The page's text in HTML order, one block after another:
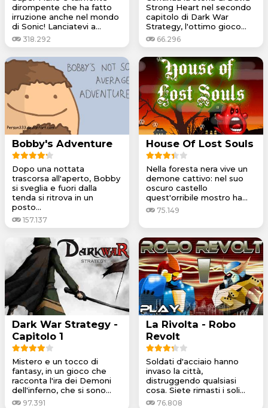
dirompente che ha fatto
irruzione anche nel mondo
di Sonic! Lanciatevi a...
318.292
Strong Heart nel secondo
capitolo di Dark War
Strategy, l'ottimo gioco...
66.296
Bobby's Adventure
Dopo una nottata
trascorsa all'aperto, Bobby
si sveglia e fuori dalla
tenda si ritrova in un
posto...
157.137
House Of Lost Souls
Nella foresta nera vive un
demone cattivo: nel suo
oscuro castello
quest'orribile mostro ha...
75.149
Dark War Strategy -
Capitolo 1
Mistero e un tocco di
fantasy, in un gioco che
racconta l'ira dei Demoni
dell'inferno, che si sono...
97.391
La Rivolta - Robo
Revolt
Soldati d'acciaio hanno
invaso la città,
distruggendo qualsiasi
cosa. Siete rimasti i soli...
76.808